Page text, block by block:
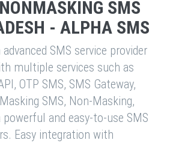
SMS
- ALPHA SMS
advanced SMS service provider
multiple services such as
OTP SMS, SMS Gateway,
SMS, Non-Masking,
and easy-to-use SMS
Easy integration with